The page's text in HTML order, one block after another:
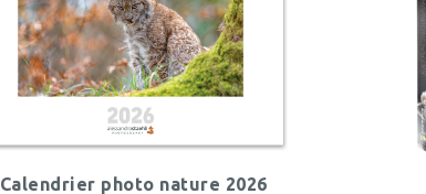
Calendrier photo nature 2026